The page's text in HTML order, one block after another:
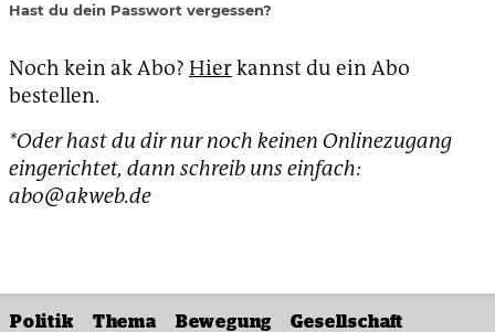
Hast du dein Passwort vergessen?
Noch kein ak Abo? Hierkannst du ein Abo
bestellen.
*Oder hast du dir nur noch keinen Onlinezugang
eingerichtet, dann schreib uns einfach:
abo@akweb.de
Politik Thema Bewegung Gesellschaft